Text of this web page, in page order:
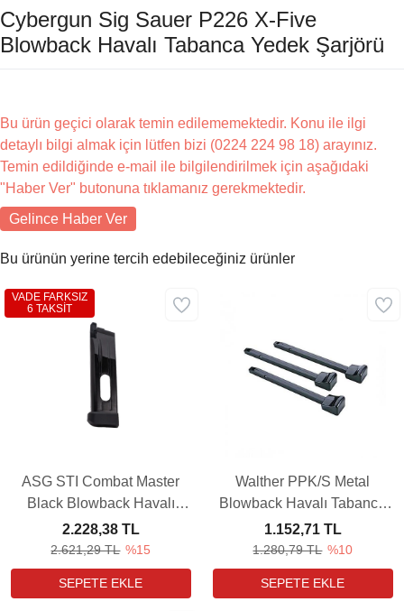
Cybergun Sig Sauer P226 X-Five
Blowback Havalı Tabanca Yedek Şarjörü
Bu ürün geçici olarak temin edilememektedir. Konu ile ilgi
detaylı bilgi almak için lütfen bizi (0224 224 98 18) arayınız.
Temin edildiğinde e-mail ile bilgilendirilmek için aşağıdaki
"Haber Ver" butonuna tıklamanız gerekmektedir.
Gelince Haber Ver
Bu ürünün yerine tercih edebileceğiniz ürünler
ASG STI Combat Master
Black Blowback Havalı
Tabanca Yedek Şarjörü
2.621,29 TL %15
2.228,38 TL
VADE FARKSIZ
6 TAKSİT
Walther PPK/S Metal
Blowback Havalı Tabanca
Yedek Şarjörü (3 Adet)
1.280,79 TL %10
1.152,71 TL